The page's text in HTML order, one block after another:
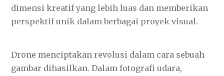
dimensi kreatif yang lebih luas dan memberikan
perspektif unik dalam berbagai proyek visual.
Drone menciptakan revolusi dalam cara sebuah
gambar dihasilkan. Dalam fotografi udara,